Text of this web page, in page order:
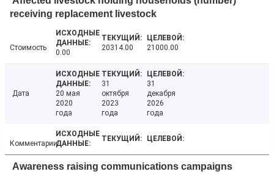
receiving replacement livestock
Стоимость
0.00
20314.00 21000.00
Дата
20 мая
2020
года
31
октября
2023
года
31
декабря
2026
года
Комментарии
Awareness raising communications campaigns